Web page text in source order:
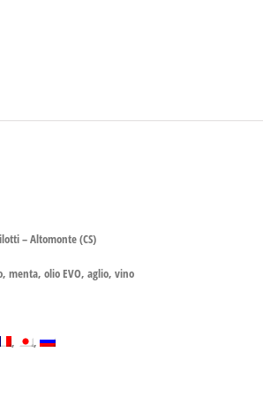
– Altomonte (CS)
menta, olio EVO, aglio, vino